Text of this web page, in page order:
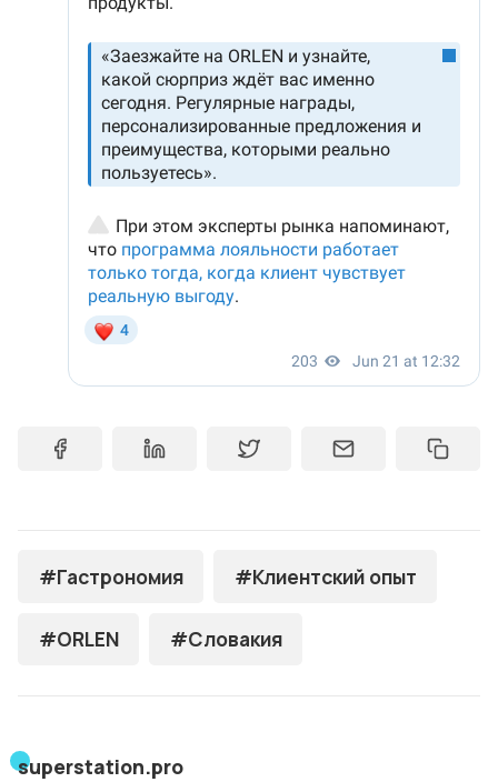
#Гастрономия #Клиентский опыт
#ORLEN #Словакия
superstation.pro